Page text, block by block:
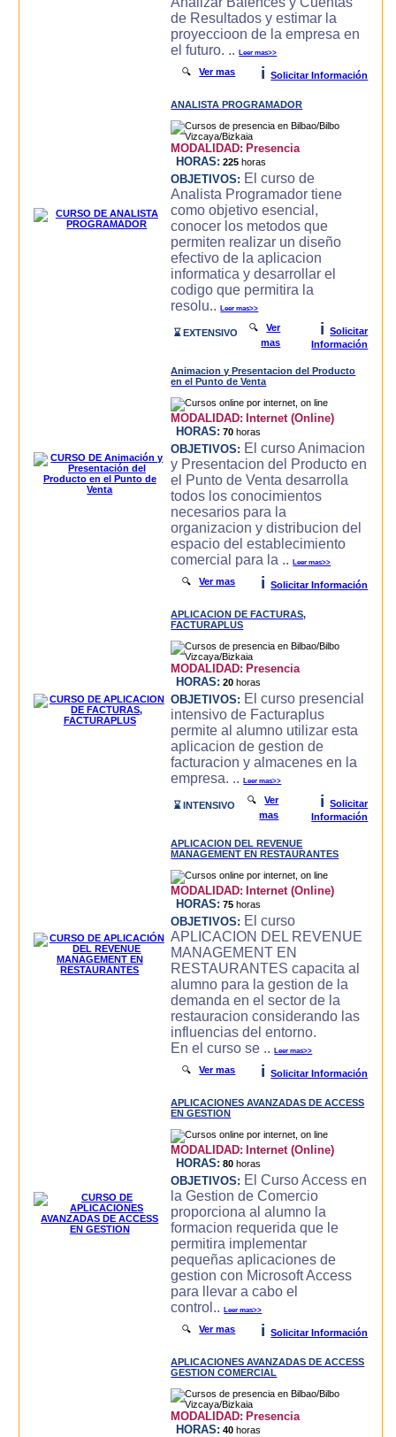
de Resultados y estimar la
proyeccioon de la empresa en
el futuro. ..Leer mas>>
🔍Ver mas i Solicitar Información
ANALISTA PROGRAMADOR
MODALIDAD: Presencia
HORAS: 225 horas
OBJETIVOS: El curso de
Analista Programador tiene
como objetivo esencial,
conocer los metodos que
permiten realizar un diseño
efectivo de la aplicacion
informatica y desarrollar el
codigo que permitira la
resolu..Leer mas>>
⌛ EXTENSIVO 🔍Ver
mas
i
Solicitar
Información
Animacion y Presentacion del Producto
en el Punto de Venta
MODALIDAD: Internet (Online)
HORAS: 70 horas
OBJETIVOS: El curso Animacion
y Presentacion del Producto en
el Punto de Venta desarrolla
todos los conocimientos
necesarios para la
organizacion y distribucion del
espacio del establecimiento
comercial para la ..Leer mas>>
🔍Ver mas i Solicitar Información
APLICACION DE FACTURAS,
FACTURAPLUS
MODALIDAD: Presencia
HORAS: 20 horas
OBJETIVOS: El curso presencial
intensivo de Facturaplus
permite al alumno utilizar esta
aplicacion de gestion de
facturacion y almacenes en la
empresa. ..Leer mas>>
⌛ INTENSIVO 🔍Ver
mas
i
Solicitar
Información
APLICACION DEL REVENUE
MANAGEMENT EN RESTAURANTES
MODALIDAD: Internet (Online)
HORAS: 75 horas
OBJETIVOS: El curso
APLICACION DEL REVENUE
MANAGEMENT EN
RESTAURANTES capacita al
alumno para la gestion de la
demanda en el sector de la
restauracion considerando las
influencias del entorno.
En el curso se ..Leer mas>>
🔍Ver mas i Solicitar Información
APLICACIONES AVANZADAS DE ACCESS
EN GESTION
MODALIDAD: Internet (Online)
HORAS: 80 horas
OBJETIVOS: El Curso Access en
la Gestion de Comercio
proporciona al alumno la
formacion requerida que le
permitira implementar
pequeñas aplicaciones de
gestion con Microsoft Access
para llevar a cabo el
control..Leer mas>>
🔍Ver mas i Solicitar Información
APLICACIONES AVANZADAS DE ACCESS
GESTION COMERCIAL
MODALIDAD: Presencia
HORAS: 40 horas